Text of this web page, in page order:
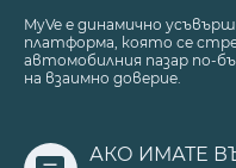
MyVe е динамично
платформа, която се
автомобилния пазар по-
на взаимно доверие.
АКО ИМАТЕ